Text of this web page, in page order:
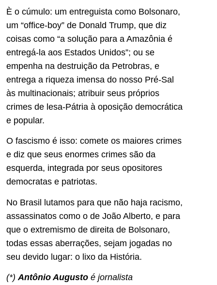
È o cúmulo: um entreguista como Bolsonaro,
um “office-boy” de Donald Trump, que diz
coisas como “a solução para a Amazônia é
entregá-la aos Estados Unidos”; ou se
empenha na destruição da Petrobras, e
entrega a riqueza imensa do nosso Pré-Sal
às multinacionais; atribuir seus próprios
crimes de lesa-Pátria à oposição democrática
e popular.
O fascismo é isso: comete os maiores crimes
e diz que seus enormes crimes são da
esquerda, integrada por seus opositores
democratas e patriotas.
No Brasil lutamos para que não haja racismo,
assassinatos como o de João Alberto, e para
que o extremismo de direita de Bolsonaro,
todas essas aberrações, sejam jogadas no
seu devido lugar: o lixo da História.
(*)Antônio Augusto é jornalista